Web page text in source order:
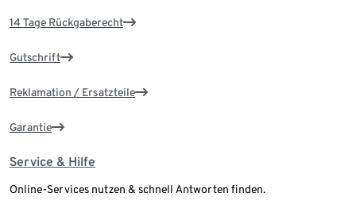
14 Tage Rückgaberecht
Gutschrift
Reklamation / Ersatzteile
Garantie
Service & Hilfe
Online-Services nutzen & schnell Antworten finden.